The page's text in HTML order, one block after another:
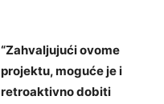
“Zahvaljujući ovome
projektu, moguće je i
retroaktivno dobiti